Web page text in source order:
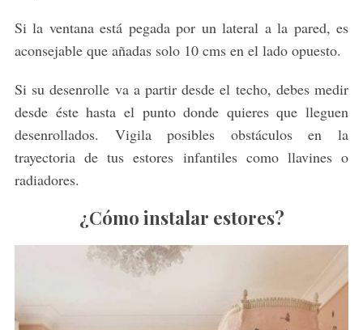
Si la ventana está pegada por un lateral a la pared, es
aconsejable que añadas solo 10 cms en el lado opuesto.
Si su desenrolle va a partir desde el techo, debes medir
desde éste hasta el punto donde quieres que lleguen
desenrollados. Vigila posibles obstáculos en la
trayectoria de tus estores infantiles como llavines o
radiadores.
¿Cómo instalar estores?